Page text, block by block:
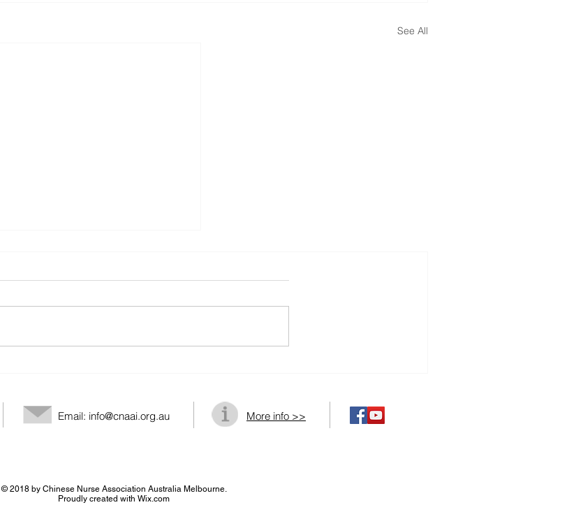
See All
Email: info@cnaai.org.au More info >>
© 2018 by Chinese Nurse Association Australia Melbourne.
Proudly created with Wix.com